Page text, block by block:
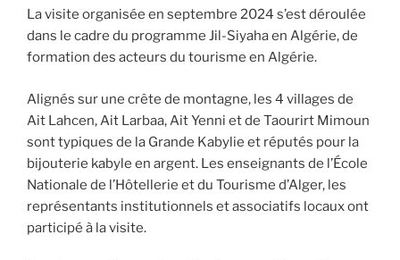
La visite organisée en septembre 2024 s’est déroulée
dans le cadre du programme Jil-Siyaha en Algérie, de
formation des acteurs du tourisme en Algérie.
Alignés sur une crête de montagne, les 4 villages de
Ait Lahcen, Ait Larbaa, Ait Yenni et de Taourirt Mimoun
sont typiques de la Grande Kabylie et réputés pour la
bijouterie kabyle en argent. Les enseignants de l’École
Nationale de l’Hôtellerie et du Tourisme d’Alger, les
représentants institutionnels et associatifs locaux ont
participé à la visite.